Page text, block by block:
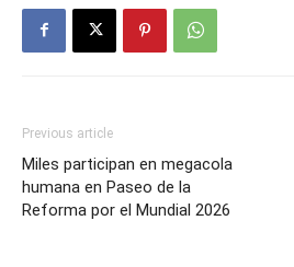
Previous article
Miles participan en megacola
humana en Paseo de la
Reforma por el Mundial 2026